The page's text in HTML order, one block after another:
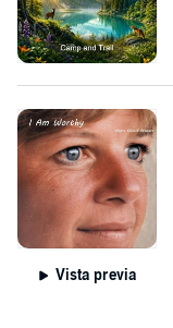
Vista previa